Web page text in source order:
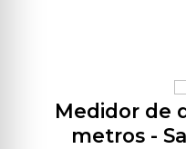
Medidor de
metros -